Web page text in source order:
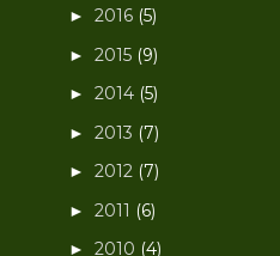
► 2016 (5)
► 2015 (9)
► 2014 (5)
► 2013 (7)
► 2012 (7)
► 2011 (6)
► 2010 (4)